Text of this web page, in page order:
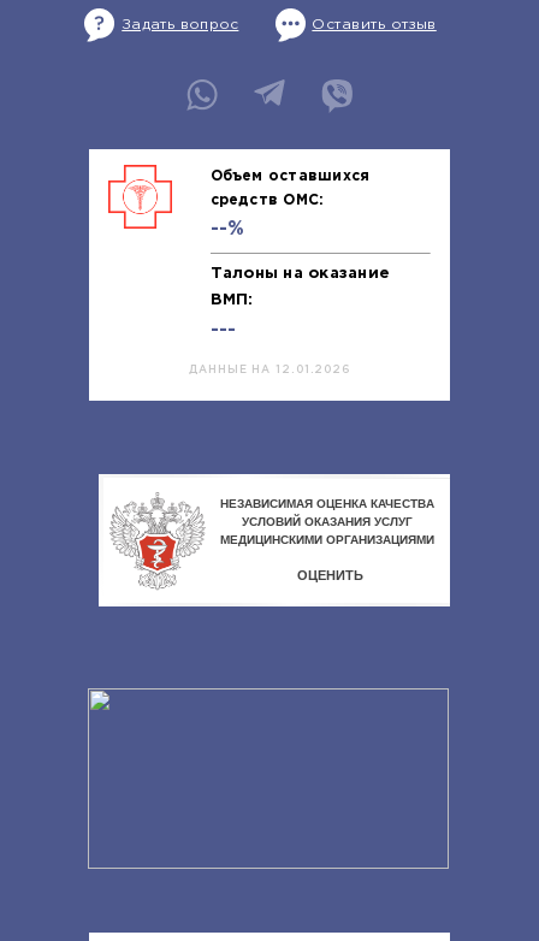
Задать вопрос Оставить отзыв
Объем оставшихся
средств ОМС:
--%
Талоны на оказание
ВМП:
---
ДАННЫЕ НА 12.01.2026